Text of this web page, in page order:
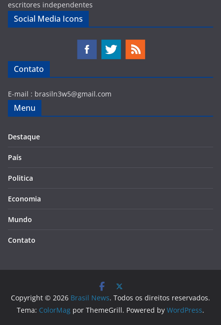
escritores independentes
Social Media Icons
Contato
E-mail : brasiln3w5@gmail.com
Menu
Destaque
País
Politica
Economia
Mundo
Contato
Copyright © 2026 Brasil News. Todos os direitos reservados.
Tema: ColorMag por ThemeGrill. Powered by WordPress.